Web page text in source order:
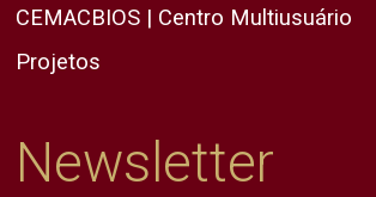
CEMACBIOS | Centro Multiusuário
Projetos
Newsletter